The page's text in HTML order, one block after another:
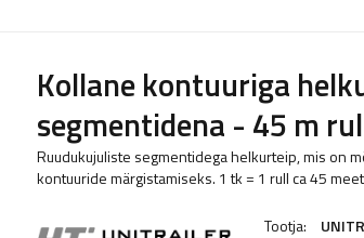
Kollane kontuuriga
segmentidena - 45 m
Ruudukujuliste segmentidega helkurteip, mis on
kontuuride märgistamiseks. 1 tk = 1 rull ca 45
Tootja: